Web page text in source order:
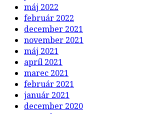
máj 2022
február 2022
december 2021
november 2021
máj 2021
apríl 2021
marec 2021
február 2021
január 2021
december 2020